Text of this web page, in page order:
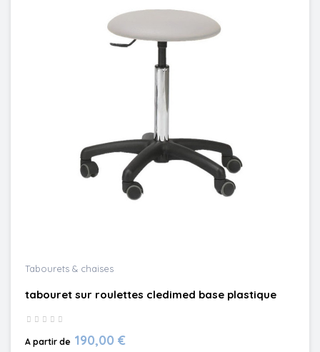
Tabourets & chaises
tabouret sur roulettes cledimed base plastique
A partir de 190,00 €